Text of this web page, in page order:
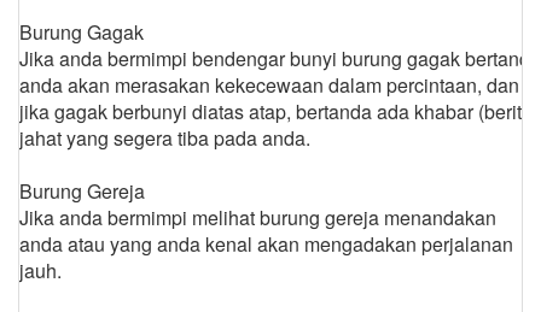
Burung Gagak
Jika anda bermimpi bendengar bunyi burung gagak bertanda
anda akan merasakan kekecewaan dalam percintaan, dan
jika gagak berbunyi diatas atap, bertanda ada khabar (berita)
jahat yang segera tiba pada anda.
Burung Gereja
Jika anda bermimpi melihat burung gereja menandakan
anda atau yang anda kenal akan mengadakan perjalanan
jauh.